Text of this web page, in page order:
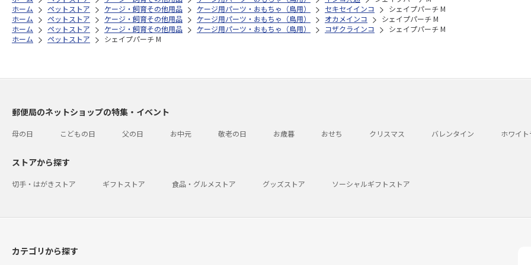
ホーム
ペットストア ケージ・飼育その他用品 ケージ用パーツ・おもちゃ（鳥用） セキセイインコ
シェイプパーチ M
ホーム
ペットストア ケージ・飼育その他用品 ケージ用パーツ・おもちゃ（鳥用） オカメインコ
シェイプパーチ M
ホーム
ペットストア ケージ・飼育その他用品 ケージ用パーツ・おもちゃ（鳥用） コザクラインコ
シェイプパーチ M
ホーム
ペットストア シェイプパーチ M
郵便局のネットショップの特集・イベント
母の日 こどもの日 父の日 お中元 敬老の日 お歳暮 おせち クリスマス バレンタイン ホワイ
ストアから探す
切手・はがきストア ギフトストア 食品・グルメストア グッズストア ソーシャルギフトストア
カテゴリから探す